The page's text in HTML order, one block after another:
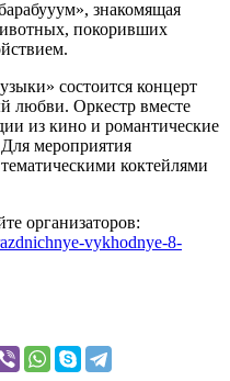
знакомящая
покоривших
состоится концерт
любви. Оркестр вместе
из кино и романтические
мероприятия
коктейлями
организаторов:
vykhodnye-8-